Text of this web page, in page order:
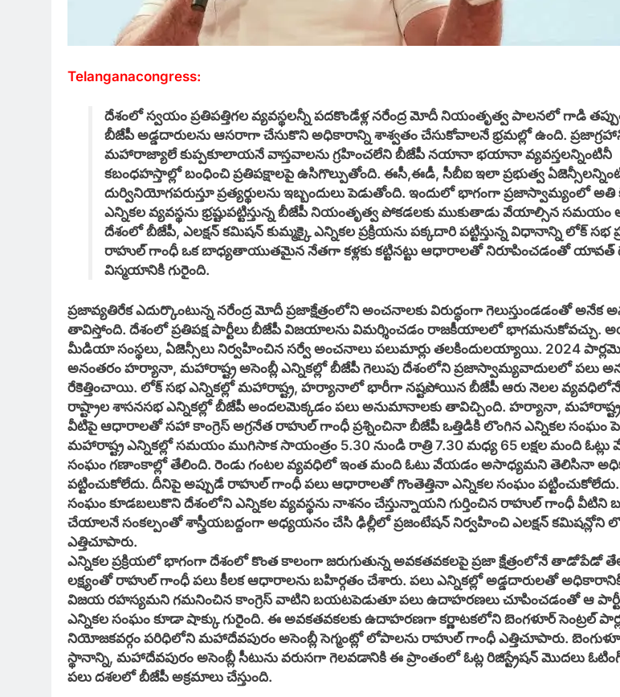
Telanganacongress:
దేశంలో స్వయం ప్రతిపత్తిగల వ్యవస్థలన్నీ పదకొండేళ్ల నరేంద్ర మోదీ నియంతృత్వ పాలనలో గాడి
బీజేపీ అడ్డదారులను ఆసరాగా చేసుకొని అధికారాన్ని శాశ్వతం చేసుకోవాలనే భ్రమల్లో ఉంది.
మహారాజ్యాలే కుప్పకూలాయనే వాస్తవాలను గ్రహించలేని బీజేపీ నయానా భయానా వ్యవస్తలన్నింటినీ
కబంధహస్తాల్లో బంధించి ప్రతిపక్షాలపై ఉసిగొల్పుతోంది. ఈసీ,ఈడీ, సీబీఐ ఇలా ప్రభుత్వ
దుర్వినియోగపరుస్తూ ప్రత్యర్థులను ఇబ్బందులు పెడుతోంది. ఇందులో భాగంగా ప్రజాస్వామ్యంలో
ఎన్నికల వ్యవస్థను భ్రష్టుపట్టిస్తున్న బీజేపీ నియంతృత్వ పోకడలకు ముకుతాడు వేయాల్సిన
దేశంలో బీజేపీ, ఎలక్షన్ కమిషన్ కుమ్మక్కై ఎన్నికల ప్రక్రియను పక్కదారి పట్టిస్తున్న విధానాన్ని లోక్ సభ
రాహుల్ గాంధీ ఒక బాధ్యతాయుతమైన నేతగా కళ్లకు కట్టినట్టు ఆధారాలతో నిరూపించడంతో యావత్
విస్మయానికి గురైంది.
ప్రజావ్యతిరేక ఎదుర్కొంటున్న నరేంద్ర మోదీ ప్రజాక్షేత్రంలోని అంచనాలకు విరుద్ధంగా గెలుస్తుండడంతో
తావిస్తోంది. దేశంలో ప్రతిపక్ష పార్టీలు బీజేపీ విజయాలను విమర్శించడం రాజకీయాలలో భాగమనుకోవచ్చు.
మీడియా సంస్థలు, ఏజెన్సీలు నిర్వహించిన సర్వే అంచనాలు పలుమార్లు తలకిందులయ్యాయి. 2024
అనంతరం హర్యానా, మహారాష్ట్ర అసెంబ్లీ ఎన్నికల్లో బీజేపీ గెలుపు దేశంలోని ప్రజాస్వామ్యవాదులలో పలు
రేకెత్తించాయి. లోక్ సభ ఎన్నికల్లో మహారాష్ట్ర, హర్యానాలో భారీగా నష్టపోయిన బీజేపీ ఆరు నెలల వ్యవధిలోనే
రాష్ట్రాల శాసనసభ ఎన్నికల్లో బీజేపీ అందలమెక్కడం పలు అనుమానాలకు తావిచ్చింది. హర్యానా, మహారాష్ట్ర
వీటిపై ఆధారాలతో సహా కాంగ్రెస్ అగ్రనేత రాహుల్ గాంధీ ప్రశ్నించినా బీజేపీ ఒత్తిడికి లొంగిన ఎన్నికల సంఘం
మహారాష్ట్ర ఎన్నికల్లో సమయం ముగిసాక సాయంత్రం 5.30 నుండి రాత్రి 7.30 మధ్య 65 లక్షల మంది ఓట్లు
సంఘం గణాంకాల్లో తేలింది. రెండు గంటల వ్యవధిలో ఇంత మంది ఓటు వేయడం అసాధ్యమని తెలిసినా
పట్టించుకోలేదు. దీనిపై అప్పుడే రాహుల్ గాంధీ పలు ఆధారాలతో గొంతెత్తినా ఎన్నికల సంఘం
సంఘం కూడబలుకొని దేశంలోని ఎన్నికల వ్యవస్థను నాశనం చేస్తున్నాయని గుర్తించిన రాహుల్ గాంధీ వీటిని
చేయాలనే సంకల్పంతో శాస్త్రీయబద్దంగా అధ్యయనం చేసి ఢిల్లీలో ప్రజంటేషన్ నిర్వహించి ఎలక్షన్ కమిషన్లోని
ఎత్తిచూపారు.
ఎన్నికల ప్రక్రియలో భాగంగా దేశంలో కొంత కాలంగా జరుగుతున్న అవకతవకలపై ప్రజా క్షేత్రంలోనే తాడోపేడో
లక్ష్యంతో రాహుల్ గాంధీ పలు కీలక ఆధారాలను బహిర్గతం చేశారు. పలు ఎన్నికల్లో అడ్డదారులతో
విజయ రహస్యమని గమనించిన కాంగ్రెస్ వాటిని బయటపెడుతూ పలు ఉదాహరణలు చూపించడంతో ఆ
ఎన్నికల సంఘం కూడా షాక్కు గురైంది. ఈ అవకతవకలకు ఉదాహరణగా కర్ణాటకలోని బెంగళూర్ సెంట్రల్
నియోజకవర్గం పరిధిలోని మహాదేవపురం అసెంబ్లీ సెగ్మంట్లో లోపాలను రాహుల్ గాంధీ ఎత్తిచూపారు.
స్థానాన్ని, మహాదేవపురం అసెంబ్లీ సీటును వరుసగా గెలవడానికి ఈ ప్రాంతంలో ఓట్ల రిజిస్ట్రేషన్ మొదలు ఓటింగ్
పలు దశలలో బీజేపీ అక్రమాలు చేస్తుంది.